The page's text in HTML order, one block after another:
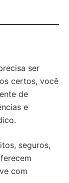
ser
certos, você
de
e
seguros,
com